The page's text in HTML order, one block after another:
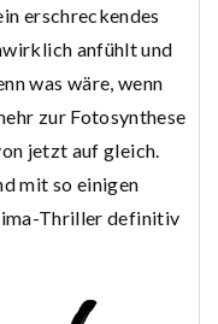
erschreckendes
anfühlt und
was wäre, wenn
zur Fotosynthese
jetzt auf gleich.
mit so einigen
Thriller definitiv